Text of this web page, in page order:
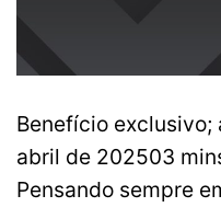
Benefício
abril de 202503
Pensando sempre